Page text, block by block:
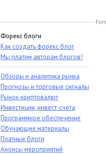
Форекс блоги
Как создать форекс блог
Мы платим авторам блогов!
Обзоры и аналитика рынка
Прогнозы и торговые сигналы
Рынок криптовалют
Инвестиции, инвест-счета
Программное обеспечение
Обучающие материалы
Платные блоги
Анонсы мероприятий